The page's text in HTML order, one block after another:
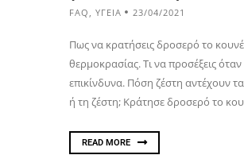
FAQ ΥΓΕΙΑ 23/04/2021
Πως να κρατήσεις δροσερό το
θερμοκρασίας. Τι να προσέξεις
επικίνδυνα. Πόση ζέστη αντέχουν
ή τη ζέστη; Κράτησε δροσερό το
READ MORE